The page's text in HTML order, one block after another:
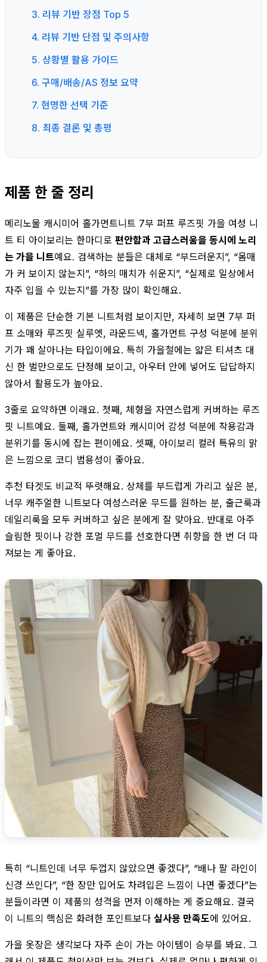
3. 리뷰 기반 장점 Top 5
4. 리뷰 기반 단점 및 주의사항
5. 상황별 활용 가이드
6. 구매/배송/AS 정보 요약
7. 현명한 선택 기준
8. 최종 결론 및 총평
제품 한 줄 정리
메리노울 캐시미어 홀가먼트니트 7부 퍼프 루즈핏 가을 여성 니
트 티 아이보리는 한마디로 편안함과 고급스러움을 동시에 노리
는 가을 니트예요. 검색하는 분들은 대체로 “부드러운지”, “몸매
가 커 보이지 않는지”, “하의 매치가 쉬운지”, “실제로 일상에서
자주 입을 수 있는지”를 가장 많이 확인해요.
이 제품은 단순한 기본 니트처럼 보이지만, 자세히 보면 7부 퍼
프 소매와 루즈핏 실루엣, 라운드넥, 홀가먼트 구성 덕분에 분위
기가 꽤 살아나는 타입이에요. 특히 가을철에는 얇은 티셔츠 대
신 한 벌만으로도 단정해 보이고, 아우터 안에 넣어도 답답하지
않아서 활용도가 높아요.
3줄로 요약하면 이래요. 첫째, 체형을 자연스럽게 커버하는 루즈
핏 니트예요. 둘째, 홀가먼트와 캐시미어 감성 덕분에 착용감과
분위기를 동시에 잡는 편이에요. 셋째, 아이보리 컬러 특유의 맑
은 느낌으로 코디 범용성이 좋아요.
추천 타겟도 비교적 뚜렷해요. 상체를 부드럽게 가리고 싶은 분,
너무 캐주얼한 니트보다 여성스러운 무드를 원하는 분, 출근룩과
데일리룩을 모두 커버하고 싶은 분에게 잘 맞아요. 반대로 아주
슬림한 핏이나 강한 포멀 무드를 선호한다면 취향을 한 번 더 따
져보는 게 좋아요.
특히 “니트인데 너무 두껍지 않았으면 좋겠다”, “배나 팔 라인이
신경 쓰인다”, “한 장만 입어도 차려입은 느낌이 나면 좋겠다”는
분들이라면 이 제품의 성격을 먼저 이해하는 게 중요해요. 결국
이 니트의 핵심은 화려한 포인트보다 실사용 만족도에 있어요.
가을 옷장은 생각보다 자주 손이 가는 아이템이 승부를 봐요. 그